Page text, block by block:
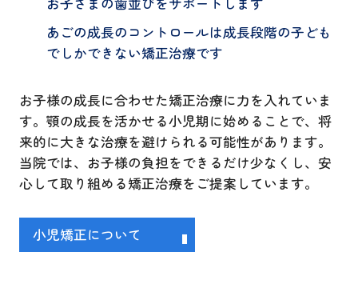
あごの成長のコントロールは成長段階の子ども
でしかできない矯正治療です
お子様の成長に合わせた矯正治療に力を入れていま
す。顎の成長を活かせる小児期に始めることで、将
来的に大きな治療を避けられる可能性があります。
当院では、お子様の負担をできるだけ少なくし、安
心して取り組める矯正治療をご提案しています。
小児矯正について